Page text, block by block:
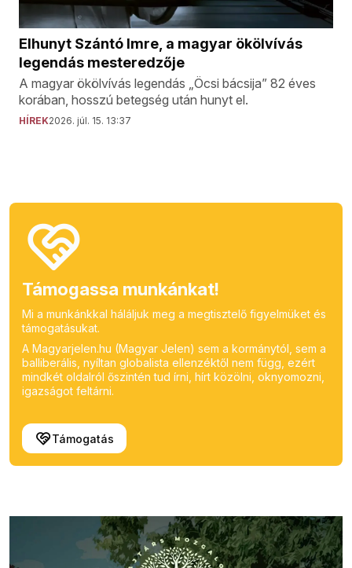
Elhunyt Szántó Imre, a magyar ökölvívás
legendás mesteredzője
A magyar ökölvívás legendás „Öcsi bácsija” 82 éves
korában, hosszú betegség után hunyt el.
HÍREK2026. júl. 15. 13:37
Támogassa munkánkat!
Mi a munkánkkal háláljuk meg a megtisztelő figyelmüket és
támogatásukat.
A Magyarjelen.hu (Magyar Jelen) sem a kormánytól, sem a
balliberális, nyíltan globalista ellenzéktől nem függ, ezért
mindkét oldalról őszintén tud írni, hírt közölni, oknyomozni,
igazságot feltárni.
Támogatás